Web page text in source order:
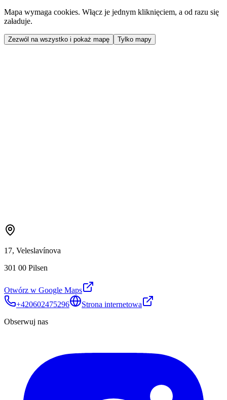
Mapa wymaga cookies. Włącz je jednym kliknięciem, a od razu się
załaduje.
Zezwól na wszystko i pokaż mapę Tylko mapy
17, Veleslavínova
301 00 Pilsen
Otwórz w Google Maps
+420602475296
Strona internetowa
Obserwuj nas